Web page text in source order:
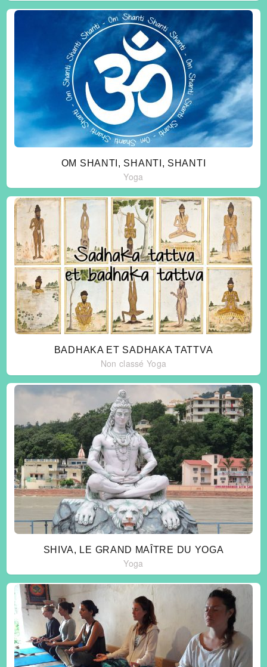
OM SHANTI, SHANTI, SHANTI
Yoga
BADHAKA ET SADHAKA TATTVA
Non classé Yoga
SHIVA, LE GRAND MAÎTRE DU YOGA
Yoga